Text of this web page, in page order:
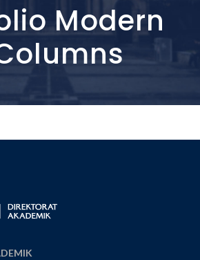
Modern